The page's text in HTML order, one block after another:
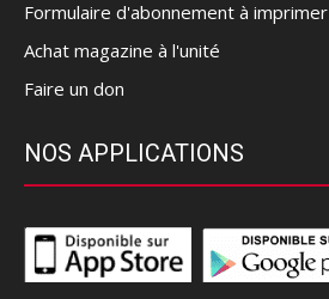
Formulaire d'abonnement à imprimer
Achat magazine à l'unité
Faire un don
NOS APPLICATIONS